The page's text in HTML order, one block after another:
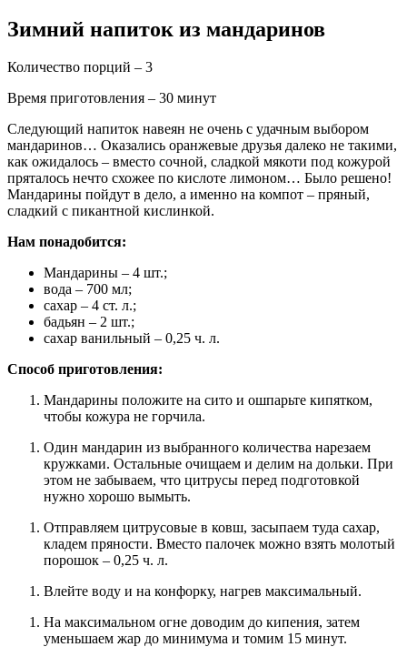
Зимний напиток из мандаринов
Количество порций – 3
Время приготовления – 30 минут
Следующий напиток навеян не очень с удачным выбором
мандаринов… Оказались оранжевые друзья далеко не такими,
как ожидалось – вместо сочной, сладкой мякоти под кожурой
пряталось нечто схожее по кислоте лимоном… Было решено!
Мандарины пойдут в дело, а именно на компот – пряный,
сладкий с пикантной кислинкой.
Нам понадобится:
Мандарины – 4 шт.;
вода – 700 мл;
сахар – 4 ст. л.;
бадьян – 2 шт.;
сахар ванильный – 0,25 ч. л.
Способ приготовления:
Мандарины положите на сито и ошпарьте кипятком,
чтобы кожура не горчила.
Один мандарин из выбранного количества нарезаем
кружками. Остальные очищаем и делим на дольки. При
этом не забываем, что цитрусы перед подготовкой
нужно хорошо вымыть.
Отправляем цитрусовые в ковш, засыпаем туда сахар,
кладем пряности. Вместо палочек можно взять молотый
порошок – 0,25 ч. л.
Влейте воду и на конфорку, нагрев максимальный.
На максимальном огне доводим до кипения, затем
уменьшаем жар до минимума и томим 15 минут.